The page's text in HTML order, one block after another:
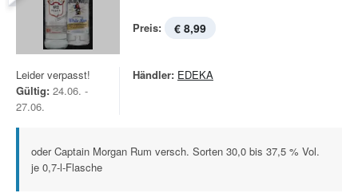
Preis: € 8,99
Leider verpasst!
Gültig: 24.06. -
27.06.
Händler: EDEKA
oder Captain Morgan Rum versch. Sorten 30,0 bis 37,5 % Vol.
je 0,7-l-Flasche